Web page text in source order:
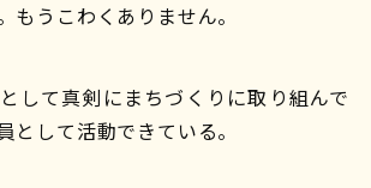
もうこわくありません。
して真剣にまちづくりに取り組んで
として活動できている。